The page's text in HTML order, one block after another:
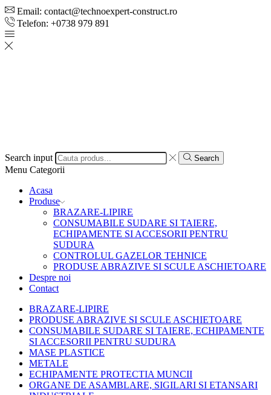
Email: contact@technoexpert-construct.ro
Telefon: +0738 979 891
Search input Search
Menu Categorii
Acasa
Produse
BRAZARE-LIPIRE
CONSUMABILE SUDARE SI TAIERE,
ECHIPAMENTE SI ACCESORII PENTRU
SUDURA
CONTROLUL GAZELOR TEHNICE
PRODUSE ABRAZIVE SI SCULE ASCHIETOARE
Despre noi
Contact
BRAZARE-LIPIRE
PRODUSE ABRAZIVE SI SCULE ASCHIETOARE
CONSUMABILE SUDARE SI TAIERE, ECHIPAMENTE
SI ACCESORII PENTRU SUDURA
MASE PLASTICE
METALE
ECHIPAMENTE PROTECTIA MUNCII
ORGANE DE ASAMBLARE, SIGILARI SI ETANSARI